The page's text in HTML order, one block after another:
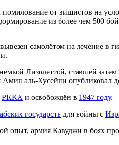
от вишистов на
из более чем 500
самолётом на лечение
Лизолеттой, ставшей
Амин аль-Хусейни
РККА и освобождён в 1947 году.
государств для войны с
опыт, армия Кавуджи в боях